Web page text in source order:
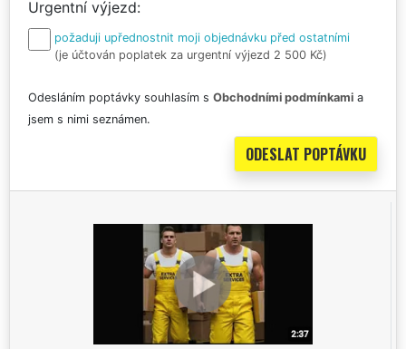
Urgentní výjezd
požaduji upřednostnit moji objednávku před ostatními
(je účtován poplatek za urgentní výjezd 2 500 Kč)
Odesláním poptávky souhlasím s Obchodními podmínkami a
jsem s nimi seznámen.